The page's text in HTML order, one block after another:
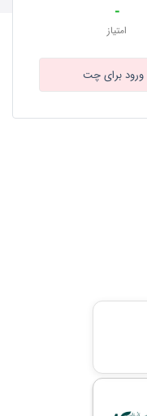
-
امتیاز
ورود برای چت